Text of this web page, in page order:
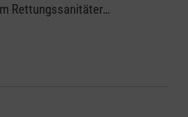
Rettungssanitäter…